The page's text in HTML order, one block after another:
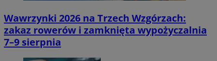
Wawrzynki 2026 na Trzech Wzgórzach:
zakaz rowerów i zamknięta wypożyczalnia
7–9 sierpnia